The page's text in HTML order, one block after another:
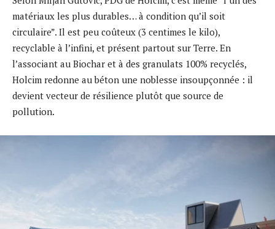
matériaux les plus durables… à condition qu’il soit
circulaire”. Il est peu coûteux (3 centimes le kilo),
recyclable à l’infini, et présent partout sur Terre. En
l’associant au Biochar et à des granulats 100% recyclés,
Holcim redonne au béton une noblesse insoupçonnée : il
devient vecteur de résilience plutôt que source de
pollution.